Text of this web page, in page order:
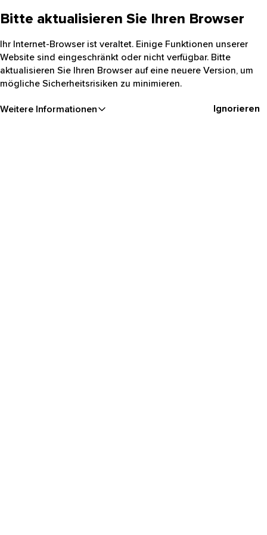
Bitte aktualisieren Sie Ihren Browser
Ihr Internet-Browser ist veraltet. Einige Funktionen unserer
Website sind eingeschränkt oder nicht verfügbar. Bitte
aktualisieren Sie Ihren Browser auf eine neuere Version, um
mögliche Sicherheitsrisiken zu minimieren.
Weitere Informationen Ignorieren